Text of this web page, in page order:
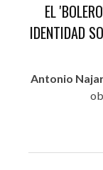
EL
IDENTIDAD
Antonio